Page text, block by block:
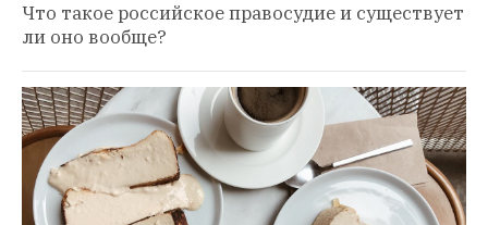
Что такое российское правосудие и существует
ли оно вообще?